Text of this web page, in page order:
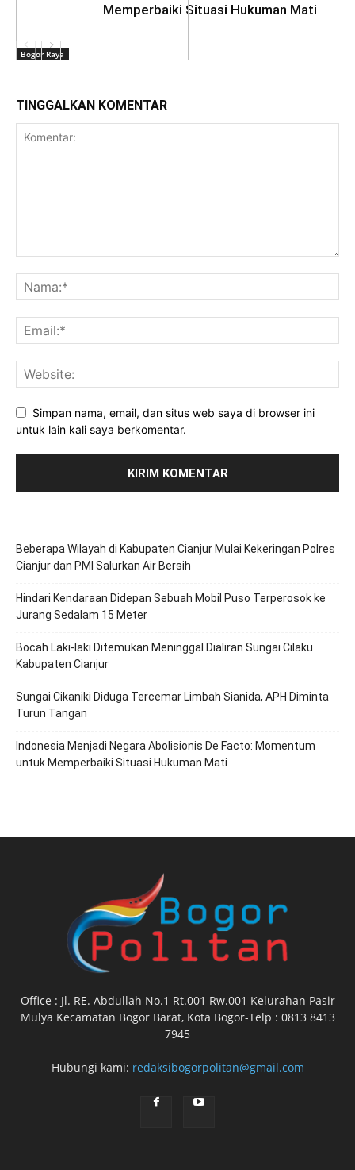
Bogor Raya
Daerah
Memperbaiki Situasi Hukuman Mati
TINGGALKAN KOMENTAR
Simpan nama, email, dan situs web saya di browser ini
untuk lain kali saya berkomentar.
Beberapa Wilayah di Kabupaten Cianjur Mulai Kekeringan Polres
Cianjur dan PMI Salurkan Air Bersih
Hindari Kendaraan Didepan Sebuah Mobil Puso Terperosok ke
Jurang Sedalam 15 Meter
Bocah Laki-laki Ditemukan Meninggal Dialiran Sungai Cilaku
Kabupaten Cianjur
Sungai Cikaniki Diduga Tercemar Limbah Sianida, APH Diminta
Turun Tangan
‎Indonesia Menjadi Negara Abolisionis De Facto: Momentum
untuk Memperbaiki Situasi Hukuman Mati
Office : Jl. RE. Abdullah No.1 Rt.001 Rw.001 Kelurahan Pasir
Mulya Kecamatan Bogor Barat, Kota Bogor-Telp : 0813 8413
7945
Hubungi kami: redaksibogorpolitan@gmail.com